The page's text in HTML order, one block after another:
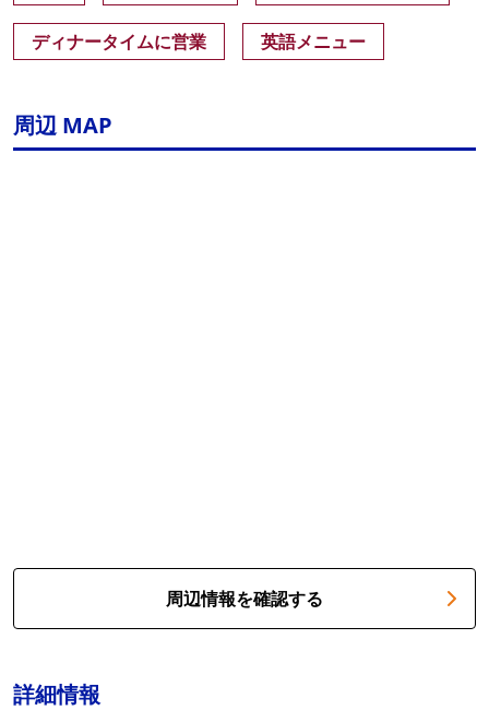
ディナータイムに営業 英語メニュー
周辺 MAP
周辺情報を確認する
詳細情報